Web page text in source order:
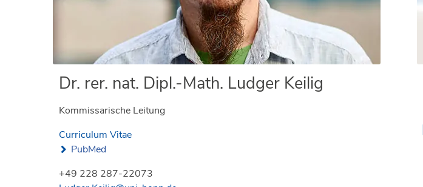
Dr. rer. nat. Dipl.-Math. Ludger Keilig
Kommissarische Leitung
Curriculum Vitae
PubMed
+49 228 287-22073